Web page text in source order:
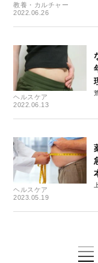
教養・カルチャー
2022.06.26
ヘルスケア
2022.06.13
ヘルスケア
2023.05.19